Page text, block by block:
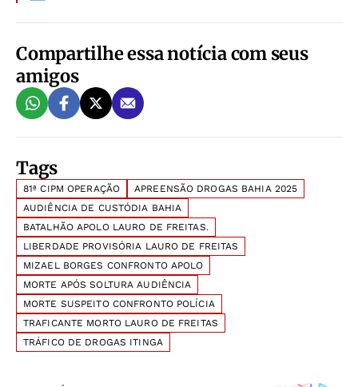
Compartilhe essa notícia com seus
amigos
Tags
81ª CIPM OPERAÇÃO
APREENSÃO DROGAS BAHIA 2025
AUDIÊNCIA DE CUSTÓDIA BAHIA
BATALHÃO APOLO LAURO DE FREITAS.
LIBERDADE PROVISÓRIA LAURO DE FREITAS
MIZAEL BORGES CONFRONTO APOLO
MORTE APÓS SOLTURA AUDIÊNCIA
MORTE SUSPEITO CONFRONTO POLÍCIA
TRAFICANTE MORTO LAURO DE FREITAS
TRÁFICO DE DROGAS ITINGA